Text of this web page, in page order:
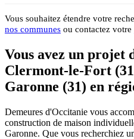
Vous souhaitez étendre votre
nos communes ou contactez votre
Vous avez un projet
Clermont-le-Fort
Garonne (31) en
Demeures d'Occitanie vous
construction de maison
Garonne. Que vous recherchiez